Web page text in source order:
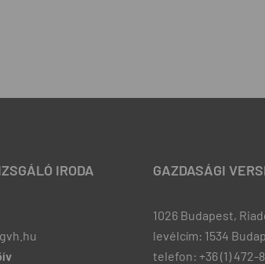
IRODA GAZDASÁGI
1026 Budapest,
levélcím: 1534
telefon: +36 (1) 472-